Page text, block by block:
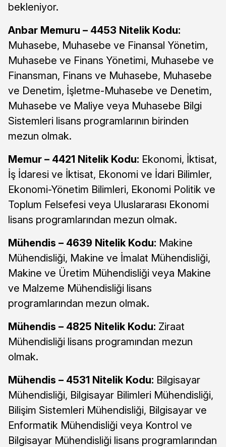
bekleniyor.
Anbar Memuru – 4453 Nitelik Kodu:
Muhasebe, Muhasebe ve Finansal Yönetim,
Muhasebe ve Finans Yönetimi, Muhasebe ve
Finansman, Finans ve Muhasebe, Muhasebe
ve Denetim, İşletme-Muhasebe ve Denetim,
Muhasebe ve Maliye veya Muhasebe Bilgi
Sistemleri lisans programlarının birinden
mezun olmak.
Memur – 4421 Nitelik Kodu: Ekonomi, İktisat,
İş İdaresi ve İktisat, Ekonomi ve İdari Bilimler,
Ekonomi-Yönetim Bilimleri, Ekonomi Politik ve
Toplum Felsefesi veya Uluslararası Ekonomi
lisans programlarından mezun olmak.
Mühendis – 4639 Nitelik Kodu: Makine
Mühendisliği, Makine ve İmalat Mühendisliği,
Makine ve Üretim Mühendisliği veya Makine
ve Malzeme Mühendisliği lisans
programlarından mezun olmak.
Mühendis – 4825 Nitelik Kodu: Ziraat
Mühendisliği lisans programından mezun
olmak.
Mühendis – 4531 Nitelik Kodu: Bilgisayar
Mühendisliği, Bilgisayar Bilimleri Mühendisliği,
Bilişim Sistemleri Mühendisliği, Bilgisayar ve
Enformatik Mühendisliği veya Kontrol ve
Bilgisayar Mühendisliği lisans programlarından